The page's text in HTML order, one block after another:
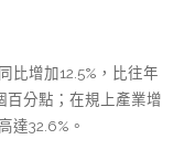
比增加12.5%，比往年
百分點；在規上產業增
達32.6%。